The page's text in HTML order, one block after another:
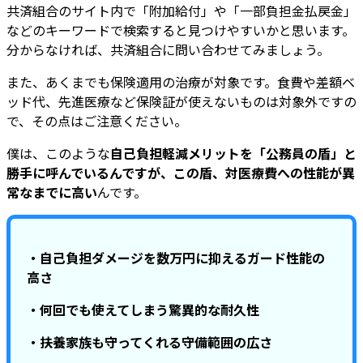
共済組合のサイト内で「附加給付」や「一部負担金払戻金」
などのキーワードで検索すると見つけやすいかと思います。
分からなければ、共済組合に問い合わせてみましょう。
また、あくまでも保険適用の治療が対象です。食費や差額ベ
ッド代、先進医療など保険証が使えないものは対象外ですの
で、その点はご注意ください。
僕は、このような自己負担軽減メリットを「公務員の盾」と
勝手に呼んでいるんですが、この盾、対医療費への性能が異
常なまでに高いんです。
・自己負担ダメージを数万円に抑えるガード性能の
高さ
・何回でも使えてしまう驚異的な耐久性
・扶養家族も守ってくれる守備範囲の広さ